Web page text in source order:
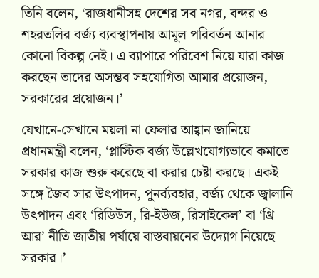
তিনি বলেন, ‘রাজধানীসহ দেশের সব নগর, বন্দর ও
শহরতলির বর্জ্য ব্যবস্থাপনায় আমূল পরিবর্তন আনার
কোনো বিকল্প নেই। এ ব্যাপারে পরিবেশ নিয়ে যারা কাজ
করছেন তাদের অসম্ভব সহযোগিতা আমার প্রয়োজন,
সরকারের প্রয়োজন।’
যেখানে-সেখানে ময়লা না ফেলার আহ্বান জানিয়ে
প্রধানমন্ত্রী বলেন, ‘প্লাস্টিক বর্জ্য উল্লেখযোগ্যভাবে কমাতে
সরকার কাজ শুরু করেছে বা করার চেষ্টা করছে। একই
সঙ্গে জৈব সার উৎপাদন, পুনর্ব্যবহার, বর্জ্য থেকে জ্বালানি
উৎপাদন এবং ‘রিডিউস, রি-ইউজ, রিসাইকেল’ বা ‘থ্রি
আর’ নীতি জাতীয় পর্যায়ে বাস্তবায়নের উদ্যোগ নিয়েছে
সরকার।’